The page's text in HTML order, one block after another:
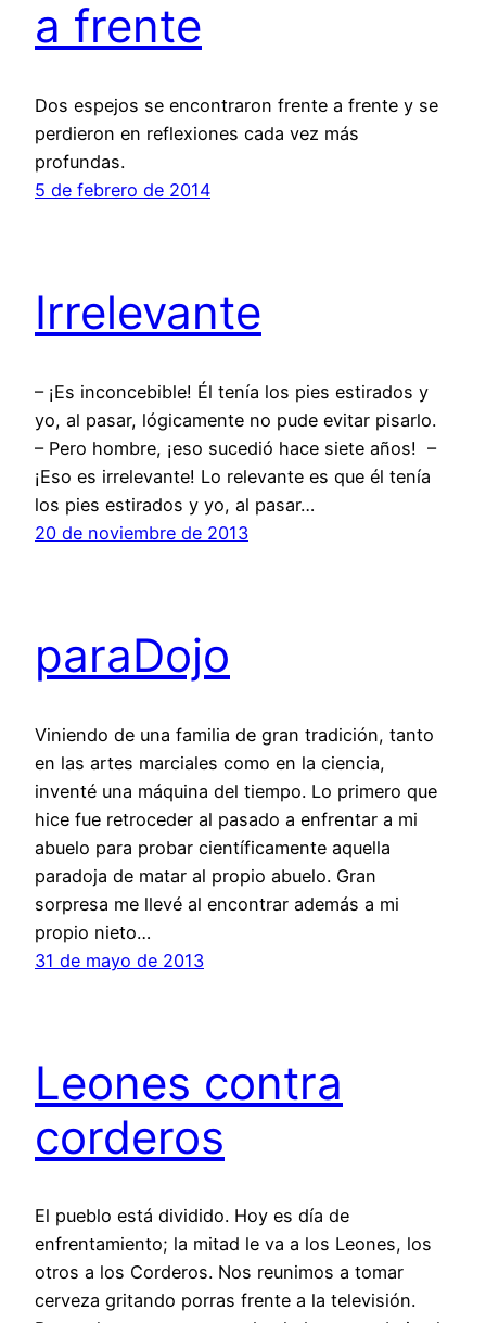
a frente
Dos espejos se encontraron frente a frente y se
perdieron en reflexiones cada vez más
profundas.
5 de febrero de 2014
Irrelevante
– ¡Es inconcebible! Él tenía los pies estirados y
yo, al pasar, lógicamente no pude evitar pisarlo.
– Pero hombre, ¡eso sucedió hace siete años! –
¡Eso es irrelevante! Lo relevante es que él tenía
los pies estirados y yo, al pasar…
20 de noviembre de 2013
paraDojo
Viniendo de una familia de gran tradición, tanto
en las artes marciales como en la ciencia,
inventé una máquina del tiempo. Lo primero que
hice fue retroceder al pasado a enfrentar a mi
abuelo para probar científicamente aquella
paradoja de matar al propio abuelo. Gran
sorpresa me llevé al encontrar además a mi
propio nieto…
31 de mayo de 2013
Leones contra
corderos
El pueblo está dividido. Hoy es día de
enfrentamiento; la mitad le va a los Leones, los
otros a los Corderos. Nos reunimos a tomar
cerveza gritando porras frente a la televisión.